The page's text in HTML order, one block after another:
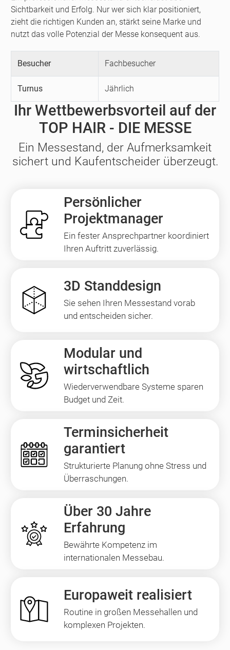
Sichtbarkeit und Erfolg. Nur wer sich klar positioniert,
zieht die richtigen Kunden an, stärkt seine Marke und
nutzt das volle Potenzial der Messe konsequent aus.
Besucher Fachbesucher
Turnus Jährlich
Ihr Wettbewerbsvorteil auf der
TOP HAIR - DIE MESSE
Ein Messestand, der Aufmerksamkeit
sichert und Kaufentscheider überzeugt.
Persönlicher
Projektmanager
Ein fester Ansprechpartner koordiniert
Ihren Auftritt zuverlässig.
3D Standdesign
Sie sehen Ihren Messestand vorab
und entscheiden sicher.
Modular und
wirtschaftlich
Wiederverwendbare Systeme sparen
Budget und Zeit.
Terminsicherheit
garantiert
Strukturierte Planung ohne Stress und
Überraschungen.
Über 30 Jahre
Erfahrung
Bewährte Kompetenz im
internationalen Messebau.
Europaweit realisiert
Routine in großen Messehallen und
komplexen Projekten.